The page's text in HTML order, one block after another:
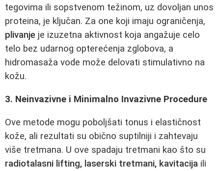
tegovima ili sopstvenom težinom, uz dovoljan unos
proteina, je ključan. Za one koji imaju ograničenja,
plivanje je izuzetna aktivnost koja angažuje celo
telo bez udarnog opterećenja zglobova, a
hidromasaža vode može delovati stimulativno na
kožu.
3. Neinvazivne i Minimalno Invazivne Procedure
Ove metode mogu poboljšati tonus i elastičnost
kože, ali rezultati su obično suptilniji i zahtevaju
više tretmana. U ove spadaju tretmani kao što su
radiotalasni lifting, laserski tretmani, kavitacija ili